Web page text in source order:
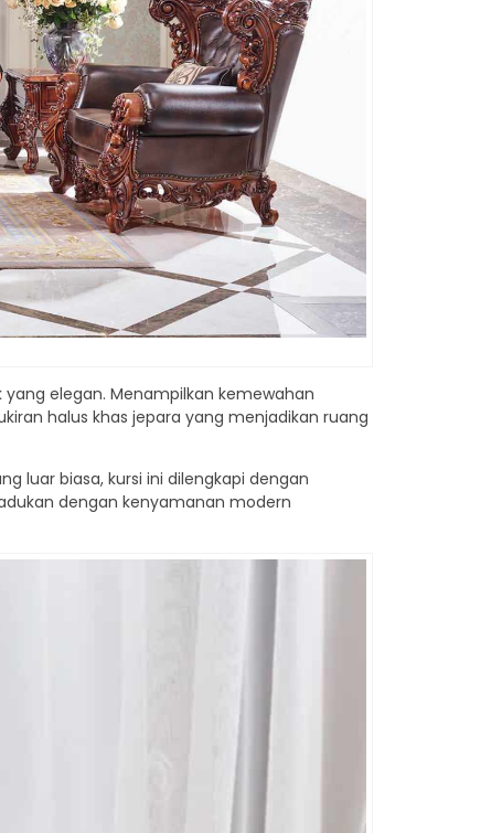
elegan. Menampilkan kemewahan
halus khas jepara yang menjadikan ruang
luar biasa, kursi ini dilengkapi dengan
dengan kenyamanan modern